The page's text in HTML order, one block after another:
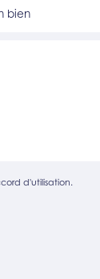
bien
d'utilisation.